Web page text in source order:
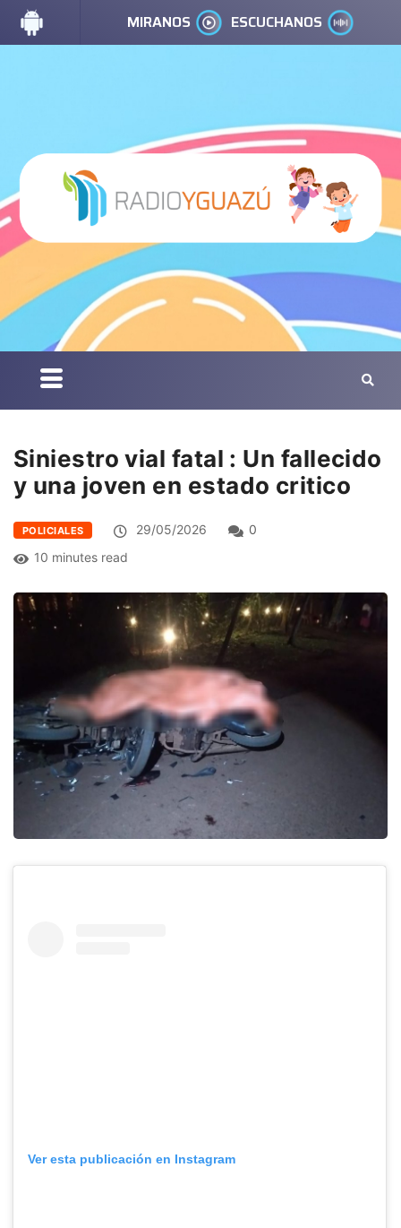
MIRANOS ESCUCHANOS
Siniestro vial fatal : Un fallecido
y una joven en estado critico
POLICIALES 29/05/2026
0
10 minutes read
Ver esta publicación en Instagram